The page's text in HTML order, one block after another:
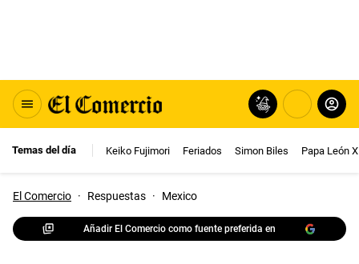
Temas del día Keiko Fujimori Feriados Simon Biles Papa León
El Comercio · Respuestas · Mexico
Añadir El Comercio como fuente preferida en